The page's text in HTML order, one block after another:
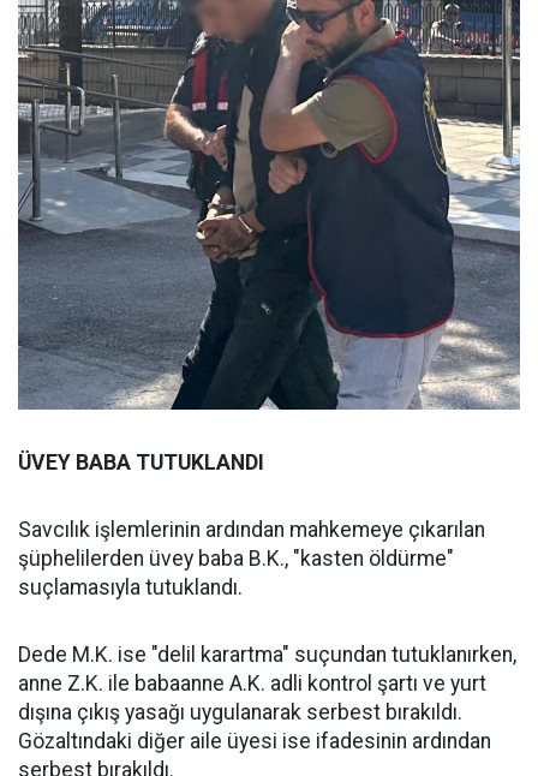
ÜVEY BABA TUTUKLANDI
Savcılık işlemlerinin ardından mahkemeye çıkarılan
şüphelilerden üvey baba B.K., "kasten öldürme"
suçlamasıyla tutuklandı.
Dede M.K. ise "delil karartma" suçundan tutuklanırken,
anne Z.K. ile babaanne A.K. adli kontrol şartı ve yurt
dışına çıkış yasağı uygulanarak serbest bırakıldı.
Gözaltındaki diğer aile üyesi ise ifadesinin ardından
serbest bırakıldı.